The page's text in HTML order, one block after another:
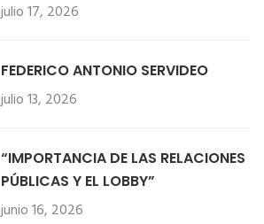
julio 17, 2026
FEDERICO ANTONIO SERVIDEO
julio 13, 2026
“IMPORTANCIA DE LAS RELACIONES
PÚBLICAS Y EL LOBBY”
junio 16, 2026